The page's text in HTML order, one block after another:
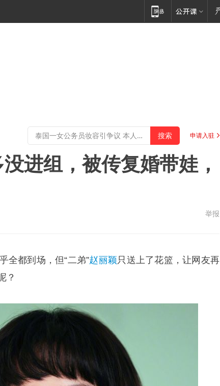
申请入驻
进组，被传复婚带娃，
举报
全都到场，但“二弟”赵丽颖只送上了花篮，让网友再
？